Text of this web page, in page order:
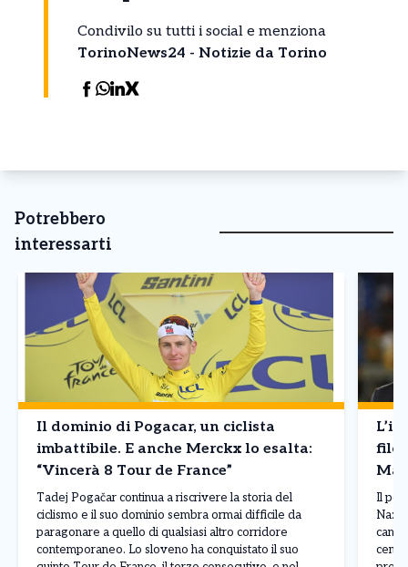
Condivilo su tutti i social e menziona
TorinoNews24 - Notizie da Torino
Potrebbero
interessarti
Il dominio di Pogacar, un ciclista
imbattibile. E anche Merckx lo esalta:
“Vincerà 8 Tour de France”
Tadej Pogačar continua a riscrivere la storia del
ciclismo e il suo dominio sembra ormai difficile da
paragonare a quello di qualsiasi altro corridore
contemporaneo. Lo sloveno ha conquistato il suo
filo
Il